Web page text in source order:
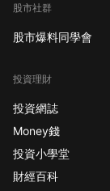
股市社群
股市爆料同學會
投資理財
投資網誌
Money錢
投資小學堂
財經百科